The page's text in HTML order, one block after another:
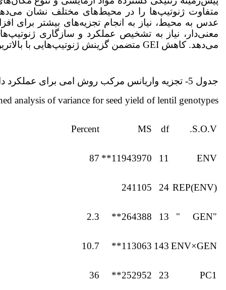
متفاوت ژنوتیپ‌ها را در محیط‌های مختلف نشان
معنی‌دار، نیاز به تشخیص عملکرد و سازگاری
می‌دهد. کاهش GEI متضمن گزینش ژنوتیپ‌هایی با بالاترین پایداری در طیف گسترده‌ای از محیط‌ها است.
جدول 5- تجزیه واریانس مرکب روش امی برای عملکرد دانه ژنوتیپ‌های عدس
analysis of variance for seed yield of lentil genotypes
S.O.V.
df
MS
Percent
ENV
11
11943970**
87
REP(ENV)
24
241105
"GEN "
13
264388**
2.3
ENV×GEN
143
113063**
10.7
PC1
23
252952**
36